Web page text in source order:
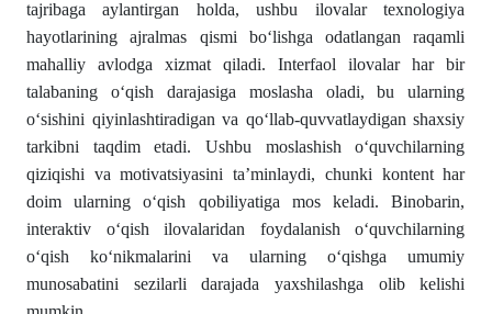
tajribaga aylantirgan holda, ushbu ilovalar texnologiya
hayotlarining ajralmas qismi boʻlishga odatlangan raqamli
mahalliy avlodga xizmat qiladi. Interfaol ilovalar har bir
talabaning oʻqish darajasiga moslasha oladi, bu ularning
oʻsishini qiyinlashtiradigan va qoʻllab-quvvatlaydigan shaxsiy
tarkibni taqdim etadi. Ushbu moslashish oʻquvchilarning
qiziqishi va motivatsiyasini ta’minlaydi, chunki kontent har
doim ularning oʻqish qobiliyatiga mos keladi. Binobarin,
interaktiv oʻqish ilovalaridan foydalanish oʻquvchilarning
oʻqish koʻnikmalarini va ularning oʻqishga umumiy
munosabatini sezilarli darajada yaxshilashga olib kelishi